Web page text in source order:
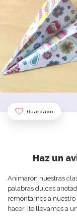
Guardado
Haz un
Animaron nuestras
palabras dulces
remontarnos a
hacer, ¡te llevamos a